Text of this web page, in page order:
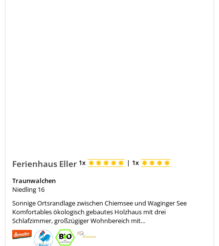
Ferienhaus Eller 1x | 1x
Traunwalchen
Niedling 16
Sonnige Ortsrandlage zwischen Chiemsee und Waginger See
Komfortables ökologisch gebautes Holzhaus mit drei
Schlafzimmer, großzügiger Wohnbereich mit...